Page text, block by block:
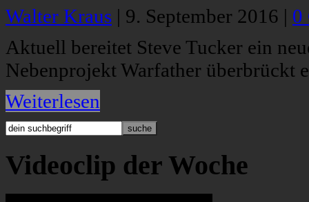
Walter Kraus | 9. September 2016 | 0
Aktuell bereitet Steve Tucker ein
Nebenprojekt Warfather überbrückt
Weiterlesen
Videoclip der Woche